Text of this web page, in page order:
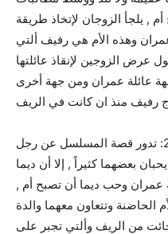
, يلجأ الزوجان لإتخاذ طريقة
عمران وهذه الأم هي رفيف ألتي
عرض الزوجين لإنقاذ عائلتها
عائلة عمران ومن جهة أخرى
قصة مسلسل لعبة قدر 4 الحلقة 22: تدور قصة المسلسل عن رجل
بعضهما كثيراً , إلا أن ديما
عمران وحب ديما أن تصبح أم ,
الحاضنة وتتعاون معهما والدة
من الريف وألتي تجبر على